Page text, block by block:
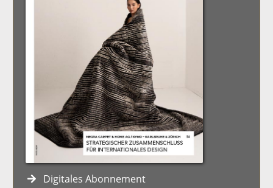
Digitales Abonnement